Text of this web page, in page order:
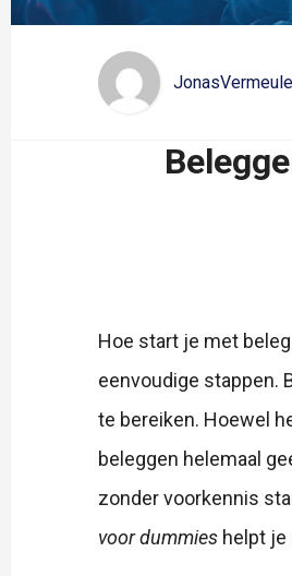
Hoe start je met
eenvoudige stappen.
te bereiken. Hoewel
beleggen helemaal
zonder voorkennis
voor dummies helpt je